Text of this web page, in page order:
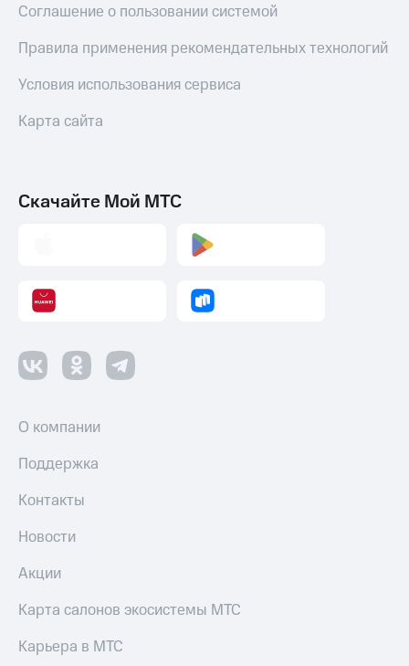
Соглашение о пользовании системой
Правила применения рекомендательных технологий
Условия использования сервиса
Карта сайта
Скачайте Мой МТС
О компании
Поддержка
Контакты
Новости
Акции
Карта салонов экосистемы МТС
Карьера в МТС